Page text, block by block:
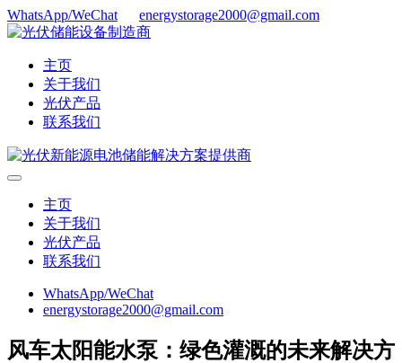
WhatsApp/WeChat energystorage2000@gmail.com
主页
关于我们
光伏产品
联系我们
主页
关于我们
光伏产品
联系我们
WhatsApp/WeChat
energystorage2000@gmail.com
风车太阳能水泵：绿色灌溉的未来解决方